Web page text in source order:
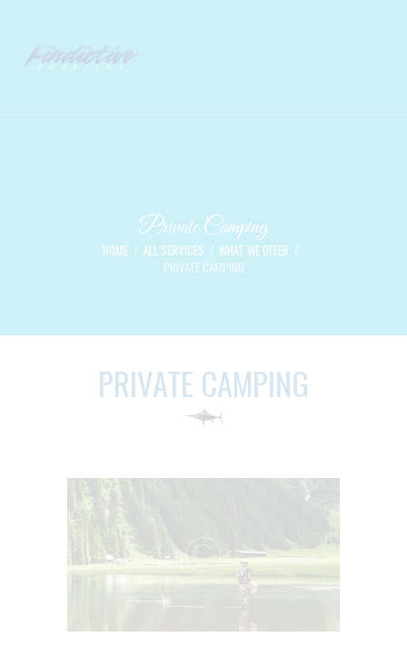
Private Camping
HOME ALL SERVICES
WHAT WE OFFER
PRIVATE CAMPING
PRIVATE CAMPING